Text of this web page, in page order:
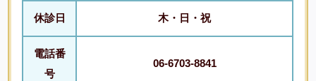
休診日 木・日・祝
電話番
号
06-6703-8841